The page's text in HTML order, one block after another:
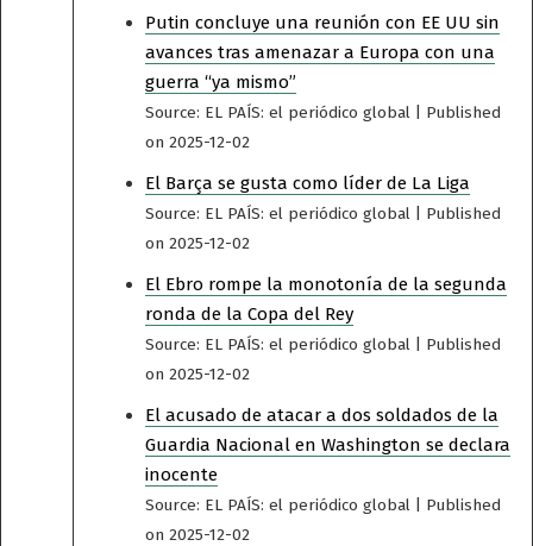
Putin concluye una reunión con EE UU sin
avances tras amenazar a Europa con una
guerra “ya mismo”
Source: EL PAÍS: el periódico global
Published
on 2025-12-02
El Barça se gusta como líder de La Liga
Source: EL PAÍS: el periódico global
Published
on 2025-12-02
El Ebro rompe la monotonía de la segunda
ronda de la Copa del Rey
Source: EL PAÍS: el periódico global
Published
on 2025-12-02
El acusado de atacar a dos soldados de la
Guardia Nacional en Washington se declara
inocente
Source: EL PAÍS: el periódico global
Published
on 2025-12-02